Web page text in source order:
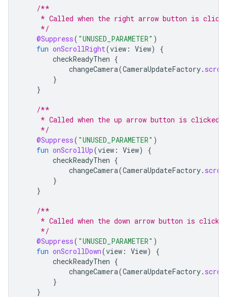
/**
* Called when the right arrow button is
     */
@Suppress( "UNUSED_PARAMETER" )
fun onScrollRight(view : View)
{
checkReadyThen {
changeCamera(CameraUpdateFactory.
}
}
/**
* Called when the up arrow button is
     */
@Suppress( "UNUSED_PARAMETER" )
fun onScrollUp(view : View)
{
checkReadyThen {
changeCamera(CameraUpdateFactory.
}
}
/**
* Called when the down arrow button is
     */
@Suppress( "UNUSED_PARAMETER" )
fun onScrollDown(view : View)
{
checkReadyThen {
changeCamera(CameraUpdateFactory.
}
}